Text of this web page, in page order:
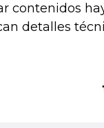
contenidos
detalles